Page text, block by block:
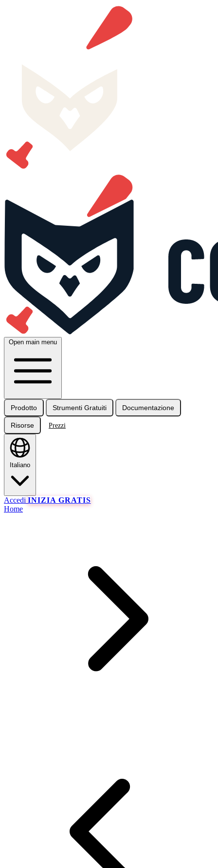
Open main menu
Prodotto Strumenti Gratuiti Documentazione
Risorse Prezzi
Italiano
Accedi INIZIA GRATIS
Home